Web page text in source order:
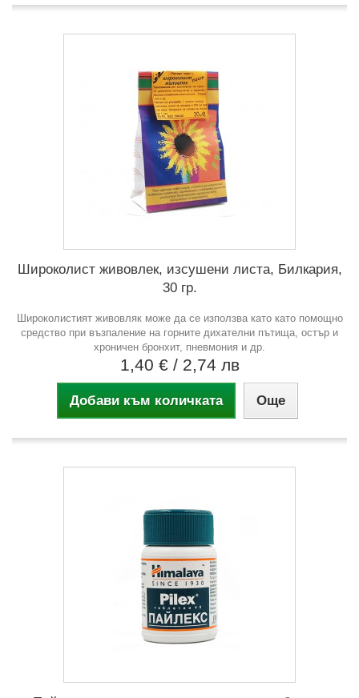
Широколист живовлек, изсушени листа, Билкария,
30 гр.
Широколистият живовляк може да се използва като като помощно
средство при възпаление на горните дихателни пътища, остър и
хроничен бронхит, пневмония и др.
1,40 € / 2,74 лв
Добави към количката Още